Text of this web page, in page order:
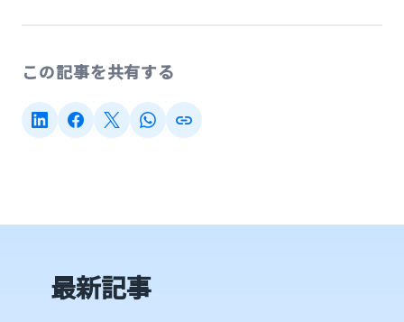
この記事を共有する
最新記事